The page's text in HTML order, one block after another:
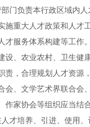
门负责本行政区域内
施重大人才政策和人
才服务体系构建等工
设、农业农村、卫生
责，合理规划人才资
会、文学艺术界联合
作家协会等组织应当
才培养、引进、使用